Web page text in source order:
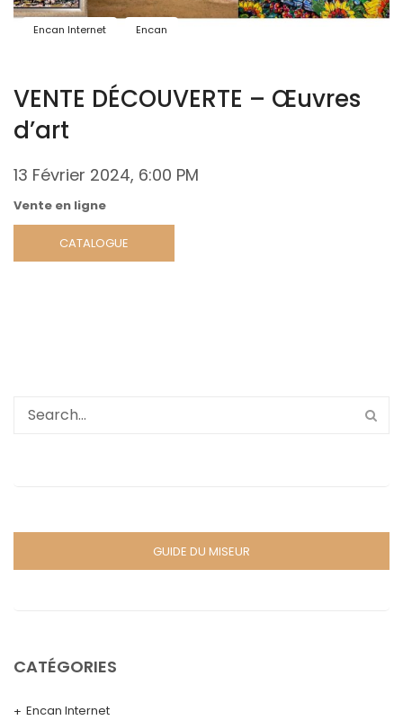
Encan Internet Encan
VENTE DÉCOUVERTE – Œuvres
d’art
13 Février 2024, 6:00 PM
Vente en ligne
CATALOGUE
GUIDE DU MISEUR
CATÉGORIES
Encan Internet